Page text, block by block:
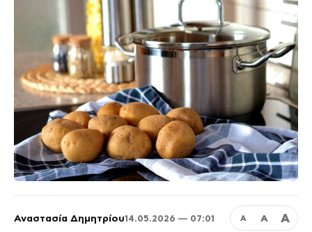
Αναστασία Δημητρίου14.05.2026 — 07:01 Α Α Α